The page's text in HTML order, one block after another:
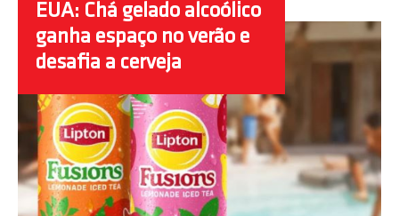
EUA: Chá gelado alcoólico
ganha espaço no verão e
desafia a cerveja